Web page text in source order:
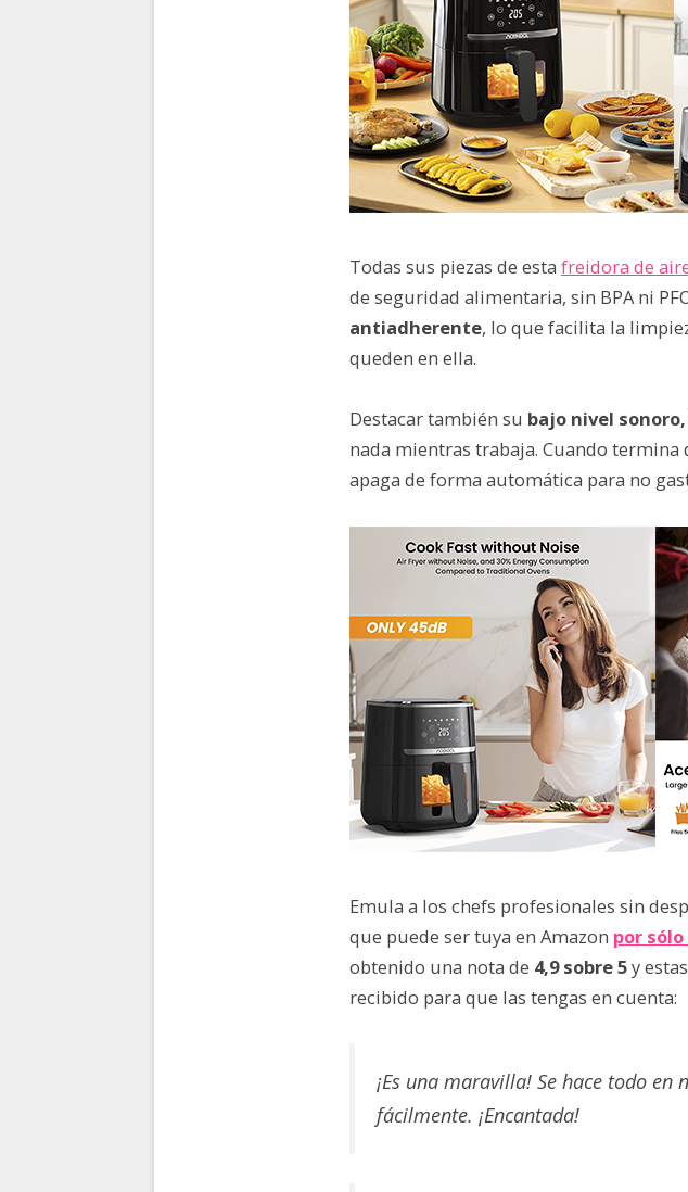
Todas sus piezas de esta freidora de
de seguridad alimentaria, sin BPA ni
antiadherente, lo que facilita la
queden en ella.
Destacar también su bajo nivel
nada mientras trabaja. Cuando
apaga de forma automática para no
Emula a los chefs profesionales sin
que puede ser tuya en Amazon por
obtenido una nota de 4,9 sobre 5y
recibido para que las tengas en cuenta:
¡Es una maravilla! Se hace todo
fácilmente. ¡Encantada!